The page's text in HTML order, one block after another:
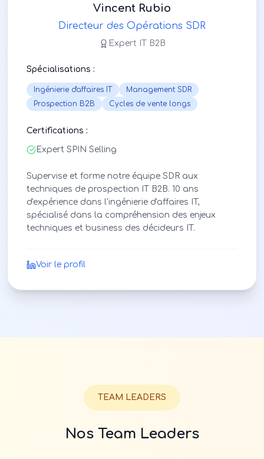
Vincent Rubio
Directeur des Opérations SDR
Expert IT B2B
Spécialisations :
Ingénierie d'affaires IT
Management SDR
Prospection B2B
Cycles de vente longs
Certifications :
Expert SPIN Selling
Supervise et forme notre équipe SDR aux
techniques de prospection IT B2B. 10 ans
d'expérience dans l'ingénierie d'affaires IT,
spécialisé dans la compréhension des enjeux
techniques et business des décideurs IT.
Voir le profil
TEAM LEADERS
Nos Team Leaders